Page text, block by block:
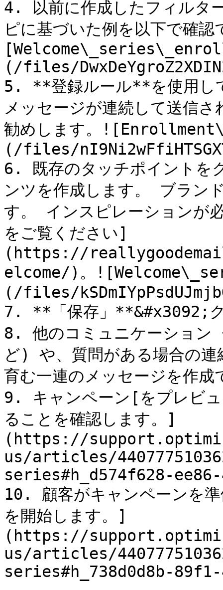
4. 以前に作成したフィルタ
ピに基づいた例を以下で確
(/files/
5. **登録ルール**を使用し
メッセージが連続して送信
勧めします。
(/files/
6. 既存のタッチポイントを
ンツを作成します。 ブラン
す。 インスピレーションが
をご覧ください]
(https://
elcome/)。
(/files/
7. **「保存」**&#x3092;ク
8. 他のコミュニケーショ
ど) や、質問がある場合の連
育む一連のメッセージを作成
9. キャンペーン[をプレビュ
ることを確認します。]
(https://
us/articles/
series#h_d574f628-
10. 顧客がキャンペーンを
を開始します。]
(https://
us/articles/
series#h_738d0d8b-